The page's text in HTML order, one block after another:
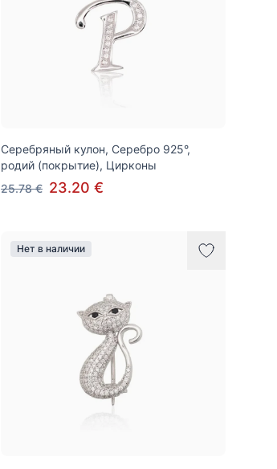
Серебряный кулон, Серебро 925°,
родий (покрытие), Цирконы
25.78 € 23.20 €
Нет в наличии